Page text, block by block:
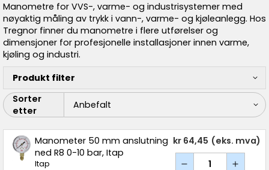
Manometre for VVS-, varme- og industrisystemer med
nøyaktig måling av trykk i vann-, varme- og kjøleanlegg. Hos
Tregnor finner du manometre i flere utførelser og
dimensjoner for profesjonelle installasjoner innen varme,
kjøling og industri.
Produkt filter
Sorter
etter
Manometer 50 mm anslutning
ned R8 0-10 bar, Itap
Itap
kr 64,45 (eks. mva)